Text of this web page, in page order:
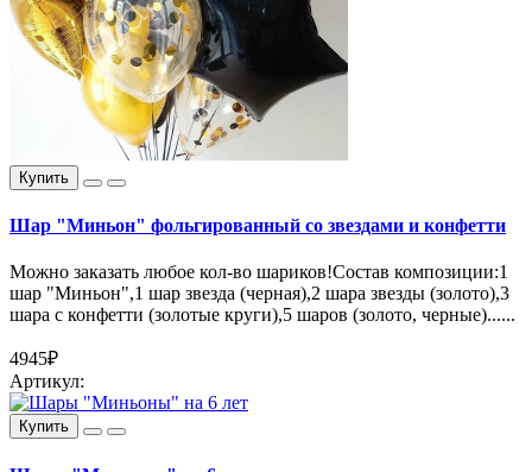
Купить
Шар "Миньон" фольгированный со звездами и конфетти
Можно заказать любое кол-во шариков!Состав композиции:1
шар "Миньон",1 шар звезда (черная),2 шара звезды (золото),3
шара с конфетти (золотые круги),5 шаров (золото, черные)......
4945₽
Артикул:
Купить